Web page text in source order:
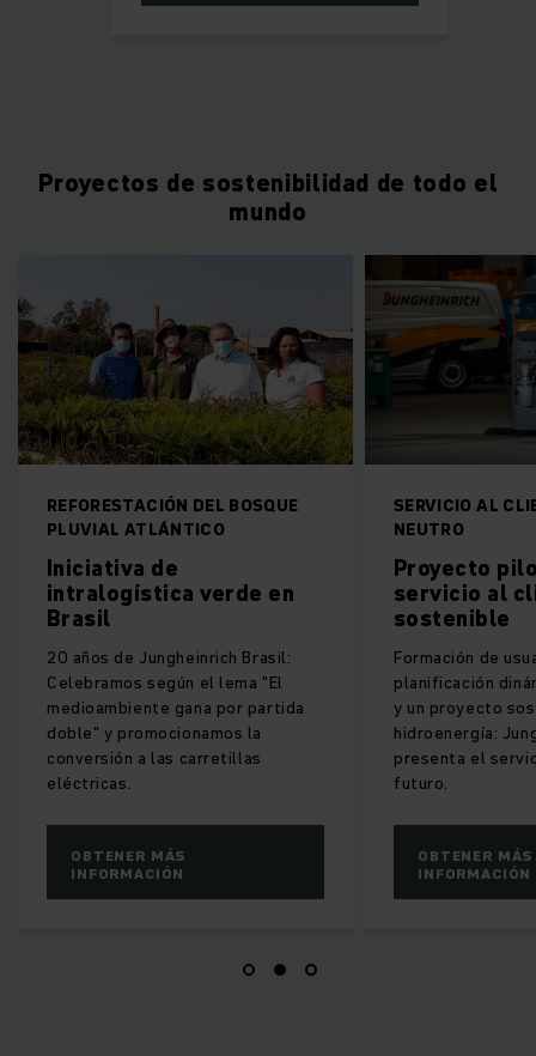
Proyectos de sostenibilidad de todo el
mundo
DEL BOSQUE
verde en
Brasil:
según el lema "El
gana por partida
la
a las carretillas
SERVICIO AL CLIENTE DE CO2
Proyecto piloto para un
servicio al cliente
Formación de usuarios,
planificación dinámica de las rutas
y un proyecto sostenible de
hidroenergía: Jungheinrich
presenta el servicio al cliente del